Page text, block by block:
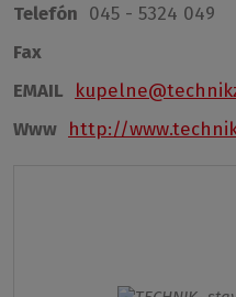
Telefón 045 - 5324 049
Fax
EMAIL
Www http://